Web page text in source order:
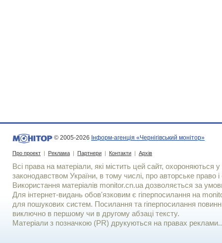
© 2005-2026 Інформ-агенція «Чернігівський монітор»
Про проект | Реклама | Партнери | Контакти | Архів
Всі права на матеріали, які містить цей сайт, охороняються у
законодавством України, в тому числі, про авторське право і
Використання матерiалiв monitor.cn.ua дозволяється за
Для iнтернет-видань обов'язковим є гiперпосилання на
для пошукових систем. Посилання та гіперпосилання
виключно в першому чи в другому абзаці тексту.
Матеріали з позначкою (PR) друкуються на правах реклами..